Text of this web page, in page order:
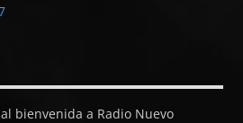
bienvenida a Radio Nuevo